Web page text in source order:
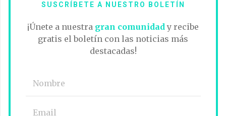
SUSCRÍBETE A NUESTRO BOLETÍN
¡Únete a nuestra gran comunidady recibe
gratis el boletín con las noticias más
destacadas!